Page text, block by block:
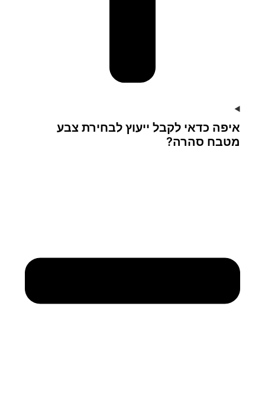
איפה כדאי לקבל ייעוץ לבחירת צבע
מטבח סהרה?